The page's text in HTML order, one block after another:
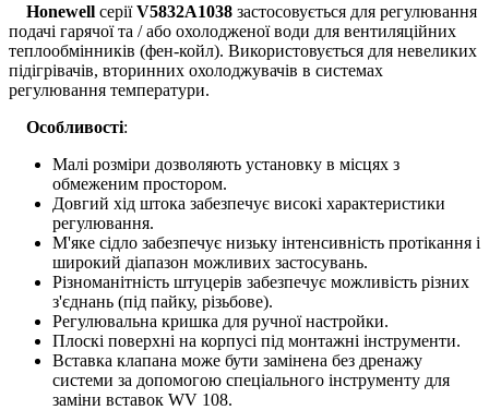
Honewell серії V5832A1038 застосовується для регулювання
подачі гарячої та / або охолодженої води для вентиляційних
теплообмінників (фен-койл). Використовується для невеликих
підігрівачів, вторинних охолоджувачів в системах
регулювання температури.
Особливості:
Малі розміри дозволяють установку в місцях з
обмеженим простором.
Довгий хід штока забезпечує високі характеристики
регулювання.
М'яке сідло забезпечує низьку інтенсивність протікання і
широкий діапазон можливих застосувань.
Різноманітність штуцерів забезпечує можливість різних
з'єднань (під пайку, різьбове).
Регулювальна кришка для ручної настройки.
Плоскі поверхні на корпусі під монтажні інструменти.
Вставка клапана може бути замінена без дренажу
системи за допомогою спеціального інструменту для
заміни вставок WV 108.